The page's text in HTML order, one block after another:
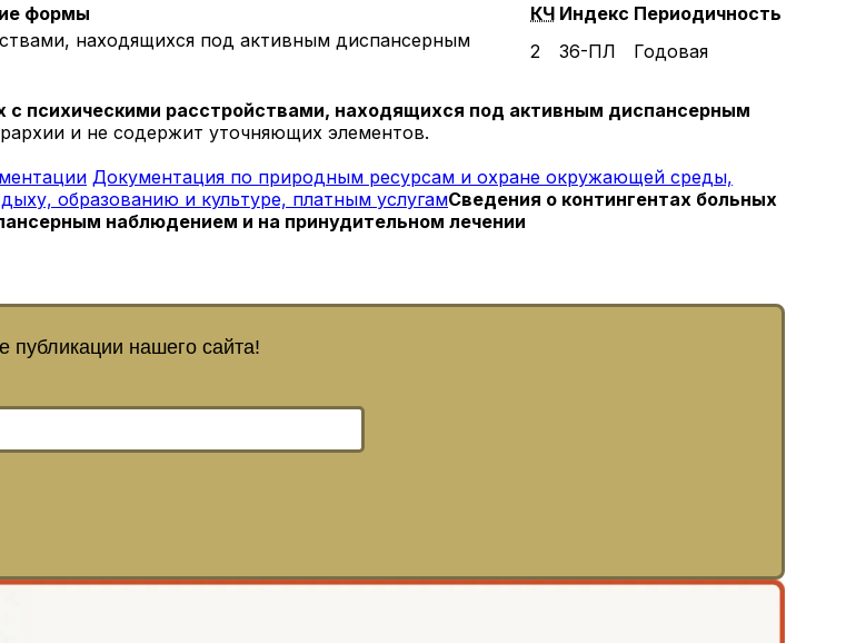
формы КЧ Индекс Периодичность
находящихся под активным диспансерным
2 36-ПЛ Годовая
с психическими расстройствами, находящихся под активным диспансерным
и не содержит уточняющих элементов.
Документация по природным ресурсам и охране окружающей среды,
образованию и культуре, платным услугамСведения о контингентах больных
наблюдением и на принудительном лечении
публикации нашего сайта!